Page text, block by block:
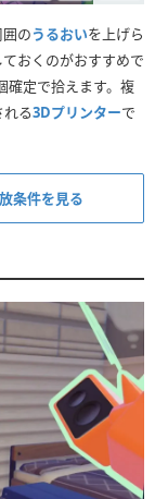
囲のうるおいを上げら
おくのがおすすめで
確定で拾えます。複
る3Dプリンターで
条件を見る